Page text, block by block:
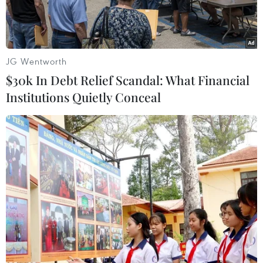
Buổi trưa ngày 24/5, nhiệt độ ngoài đường đo được đạt
ngưỡng trên 40 độ C. (Ảnh: Hoài Nam/Vietnam+)
Thông tin từ Bộ Nông nghiệp và Môi trường
sáng 1/6 cho biết trong tháng 6/2026 có thể xuất
hiện khoảng 2-3 đợt nắng nóng với nhiệt độ phổ
JG Wentworth
$30k In Debt Relief Scandal: What Financial
Institutions Quietly Conceal